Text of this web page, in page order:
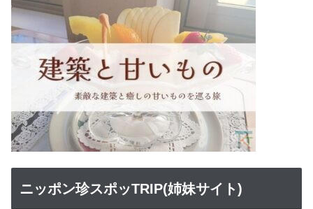
ニッポン珍スポッTRIP(姉妹サイト)